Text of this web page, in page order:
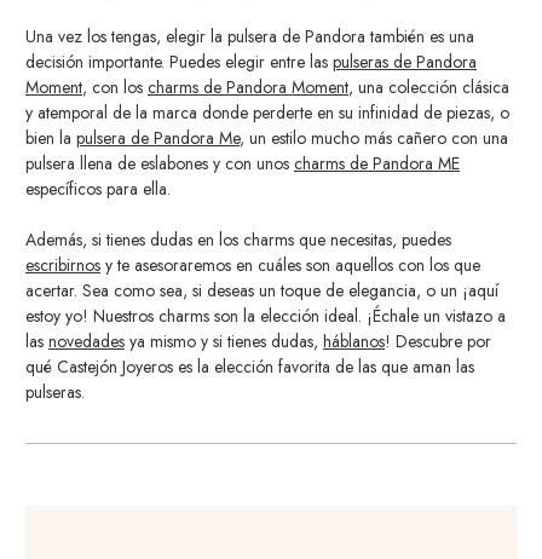
Una vez los tengas, elegir la pulsera de Pandora también es una
decisión importante. Puedes elegir entre las pulseras de Pandora
Moment, con los charms de Pandora Moment, una colección clásica
y atemporal de la marca donde perderte en su infinidad de piezas, o
bien la pulsera de Pandora Me, un estilo mucho más cañero con una
pulsera llena de eslabones y con unos charms de Pandora ME
específicos para ella.
Además, si tienes dudas en los charms que necesitas, puedes
escribirnos y te asesoraremos en cuáles son aquellos con los que
acertar. Sea como sea, si deseas un toque de elegancia, o un ¡aquí
estoy yo! Nuestros charms son la elección ideal. ¡Échale un vistazo a
las novedades ya mismo y si tienes dudas, háblanos! Descubre por
qué Castejón Joyeros es la elección favorita de las que aman las
pulseras.